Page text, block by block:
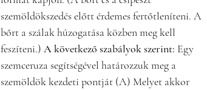
szemöldökszedés előtt érdemes fertőtleníteni. A
bőrt a szálak húzogatása közben meg kell
feszíteni.) A következő szabályok szerint: Egy
szemceruza segítségével határozzuk meg a
szemöldök kezdeti pontját (A) Melyet akkor